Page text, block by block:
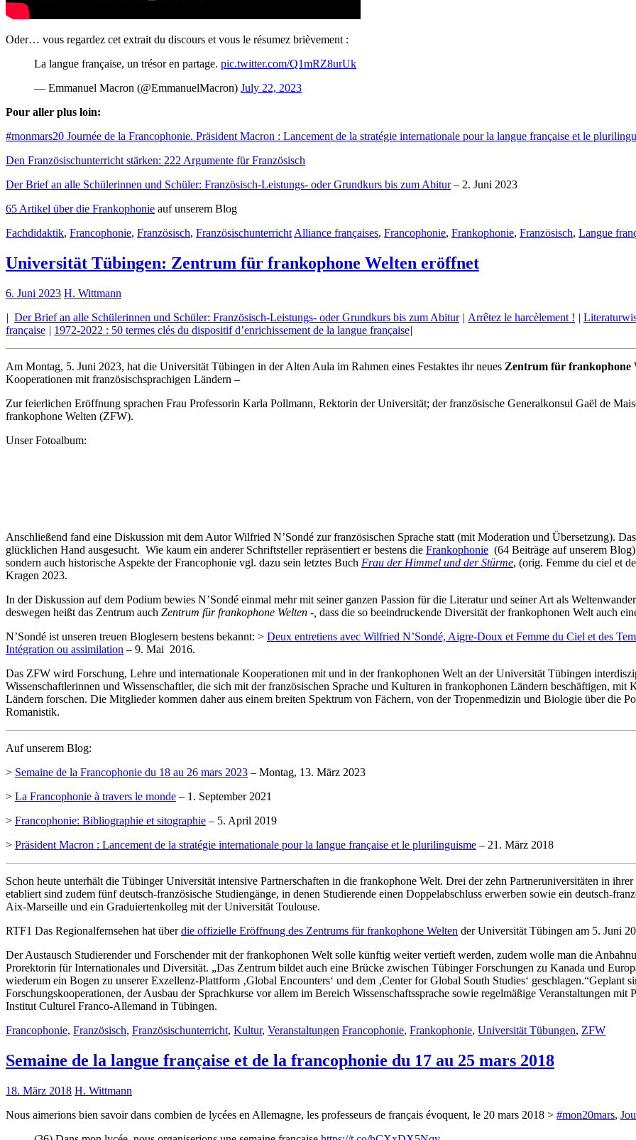
Oder… vous regardez cet extrait du discours et vous le résumez brièvement :
La langue française, un trésor en partage. pic.twitter.com/Q1mRZ8urUk
— Emmanuel Macron (@EmmanuelMacron) July 22, 2023
Pour aller plus loin:
#monmars20 Journée de la Francophonie. Präsident Macron : Lancement de la stratégie internationale pour la langue française et le
Den Französischunterricht stärken: 222 Argumente für Französisch
Der Brief an alle Schülerinnen und Schüler: Französisch-Leistungs- oder Grundkurs bis zum Abitur– 2. Juni 2023
65 Artikel über die Frankophonie auf unserem Blog
Fachdidaktik, Francophonie, Französisch, Französischunterricht Alliance françaises, Francophonie, Frankophonie, Französisch, Langue
Universität Tübingen: Zentrum für frankophone Welten eröffnet
6. Juni 2023 H. Wittmann
| Der Brief an alle Schülerinnen und Schüler: Französisch-Leistungs- oder Grundkurs bis zum Abitur| Arrêtez le harcèlement ! |
française | 1972-2022 : 50 termes clés du dispositif d’enrichissement de la langue française|
Am Montag, 5. Juni 2023, hat die Universität Tübingen in der Alten Aula im Rahmen eines Festaktes ihr neues Zentrum für frankophone
Kooperationen mit französischsprachigen Ländern –
Zur feierlichen Eröffnung sprachen Frau Professorin Karla Pollmann, Rektorin der Universität; der französische Generalkonsul Gaël de
frankophone Welten (ZFW).
Unser Fotoalbum:
Anschließend fand eine Diskussion mit dem Autor Wilfried N’Sondé zur französischen Sprache statt (mit Moderation und Übersetzung).
glücklichen Hand ausgesucht. Wie kaum ein anderer Schriftsteller repräsentiert er bestens die Frankophonie (64 Beiträge auf unserem
sondern auch historische Aspekte der Francophonie vgl. dazu sein letztes Buch Frau der Himmel und der Stürme, (orig. Femme du ciel et
Kragen 2023.
In der Diskussion auf dem Podium bewies N’Sondé einmal mehr mit seiner ganzen Passion für die Literatur und seiner Art als
deswegen heißt das Zentrum auch Zentrum für frankophone Welten -, dass die so beeindruckende Diversität der frankophonen Welt auch
N’Sondé ist unseren treuen Bloglesern bestens bekannt: > Deux entretiens avec Wilfried N’Sondé, Aigre-Doux et Femme du Ciel et des
Intégration ou assimilation – 9. Mai 2016.
Das ZFW wird Forschung, Lehre und internationale Kooperationen mit und in der frankophonen Welt an der Universität Tübingen
Wissenschaftlerinnen und Wissenschaftler, die sich mit der französischen Sprache und Kulturen in frankophonen Ländern beschäftigen,
Ländern forschen. Die Mitglieder kommen daher aus einem breiten Spektrum von Fächern, von der Tropenmedizin und Biologie über die
Romanistik.
Auf unserem Blog:
> Semaine de la Francophonie du 18 au 26 mars 2023 – Montag, 13. März 2023
> La Francophonie à travers le monde – 1. September 2021
> Francophonie: Bibliographie et sitographie – 5. April 2019
> Präsident Macron : Lancement de la stratégie internationale pour la langue française et le plurilinguisme – 21. März 2018
Schon heute unterhält die Tübinger Universität intensive Partnerschaften in die frankophone Welt. Drei der zehn Partneruniversitäten in
etabliert sind zudem fünf deutsch-französische Studiengänge, in denen Studierende einen Doppelabschluss erwerben sowie ein deutsch-
Aix-Marseille und ein Graduiertenkolleg mit der Universität Toulouse.
RTF1 Das Regionalfernsehen hat überdie offizielle Eröffnung des Zentrums für frankophone Welten der Universität Tübingen am 5. Juni
Der Austausch Studierender und Forschender mit der frankophonen Welt solle künftig weiter vertieft werden, zudem wolle man die
Prorektorin für Internationales und Diversität. „Das Zentrum bildet auch eine Brücke zwischen Tübinger Forschungen zu Kanada und
wiederum ein Bogen zu unserer Exzellenz-Plattform ‚Global Encounters‘ und dem ‚Center for Global South Studies‘ geschlagen.“Geplant
Forschungskooperationen, der Ausbau der Sprachkurse vor allem im Bereich Wissenschaftssprache sowie regelmäßige Veranstaltungen
Institut Culturel Franco-Allemand in Tübingen.
Francophonie, Französisch, Französischunterricht, Kultur, Veranstaltungen Francophonie, Frankophonie, Universität Tübungen, ZFW
Semaine de la langue française et de la francophonie du 17 au 25 mars 2018
18. März 2018 H. Wittmann
Nous aimerions bien savoir dans combien de lycées en Allemagne, les professeurs de français évoquent, le 20 mars 2018 > #mon20mars,